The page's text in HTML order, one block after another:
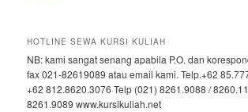
HOTLINE SEWA KURSI KULIAH
NB: kami sangat senang apabila P.O. dan
fax 021-82619089 atau email kami. Telp.+62
+62 812.8620.3076 Telp (021) 8261.9088 /
8261.9089 www.kursikuliah.net